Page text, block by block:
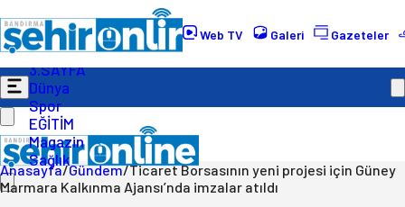
Web TV Galeri Gazeteler
Gündem
Ekonomi
Politika
3.SAYFA
Dünya
Spor
EĞİTİM
Magazin
Sağlık
Anasayfa/Gündem/Ticaret Borsasının yeni projesi için Güney
Marmara Kalkınma Ajansı’nda imzalar atıldı